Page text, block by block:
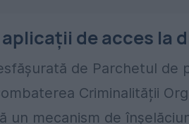
de acces la
de Parchetul de
Criminalității
un mecanism de